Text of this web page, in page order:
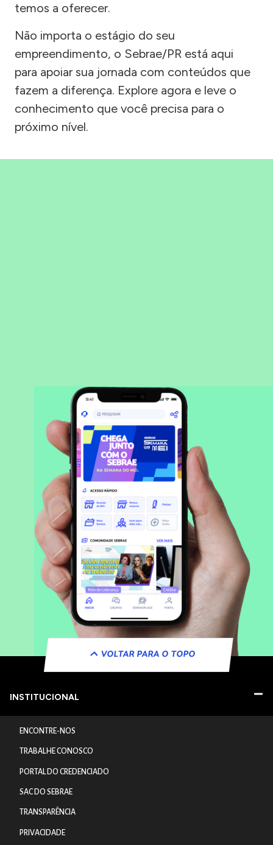
temos a oferecer.
Não importa o estágio do seu
empreendimento, o Sebrae/PR está aqui
para apoiar sua jornada com conteúdos que
fazem a diferença. Explore agora e leve o
conhecimento que você precisa para o
próximo nível.
VOLTAR PARA O TOPO
INSTITUCIONAL
ENCONTRE-NOS
TRABALHE CONOSCO
PORTAL DO CREDENCIADO
SAC DO SEBRAE
TRANSPARÊNCIA
PRIVACIDADE